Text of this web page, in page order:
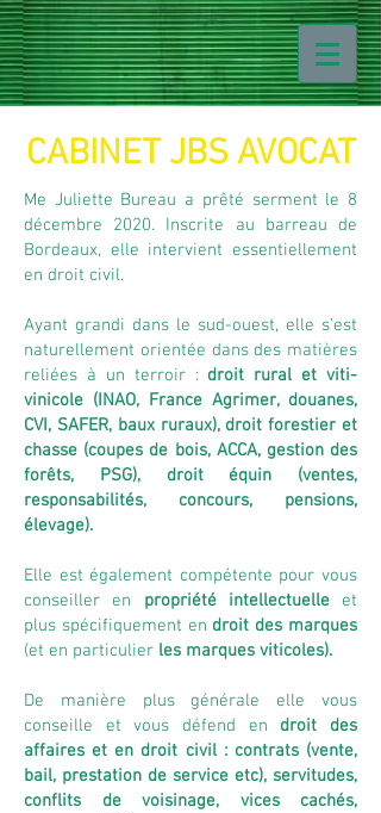
CABINET JBS AVOCAT
Me Juliette Bureau a prêté serment le 8
décembre 2020. Inscrite au barreau de
Bordeaux, elle intervient essentiellement
en droit civil.
Ayant grandi dans le sud-ouest, elle s'est
naturellement orientée dans des matières
reliées à un terroir : droit rural et viti-
vinicole (INAO, France Agrimer, douanes,
CVI, SAFER, baux ruraux), droit forestier et
chasse (coupes de bois, ACCA, gestion des
forêts, PSG), droit équin (ventes,
responsabilités, concours, pensions,
élevage).
Elle est ​également compétente pour vous
conseiller en propriété intellectuelleet
plus spécifiquement en droit des marques
(et en particulier les marques viticoles).
De manière plus générale elle vous
conseille et vous défend en droit des
affaires et en droit civil : contrats (vente,
bail, prestation de service etc), servitudes,
conflits de voisinage, vices cachés,